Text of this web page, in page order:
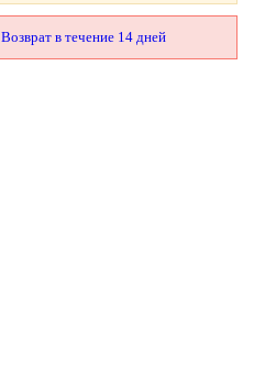
Возврат в течение 14 дней